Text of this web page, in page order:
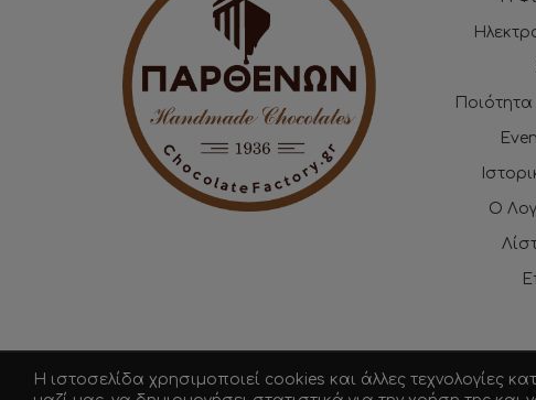
Ο
Η ιστοσελίδα χρησιμοποιεί cookies και άλλες τεχνολογίες